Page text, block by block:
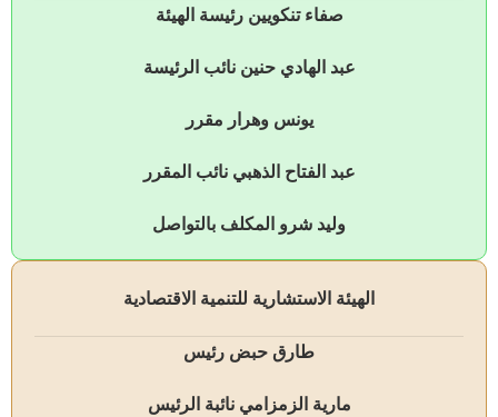
صفاء تنكويين رئيسة الهيئة
عبد الهادي حنين نائب الرئيسة
يونس وهرار مقرر
عبد الفتاح الذهبي نائب المقرر
وليد شرو المكلف بالتواصل
الهيئة الاستشارية للتنمية الاقتصادية
طارق حبض رئيس
مارية الزمزامي نائبة الرئيس